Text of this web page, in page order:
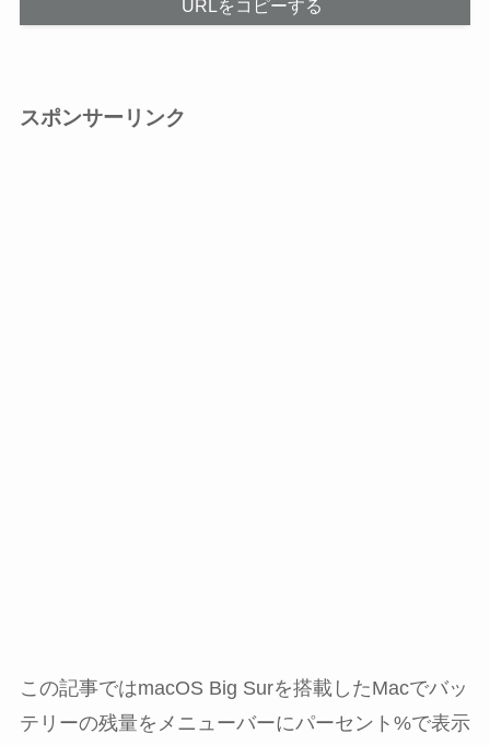
URLをコピーする
スポンサーリンク
この記事ではmacOS Big Surを搭載したMacでバッ
テリーの残量をメニューバーにパーセント%で表示